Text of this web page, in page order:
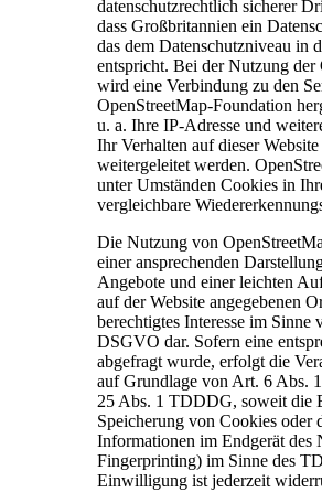
datenschutzrechtlich sicherer
dass Großbritannien ein
das dem Datenschutzniveau in
entspricht. Bei der Nutzung der
wird eine Verbindung zu den
OpenStreetMap-Foundation
u. a. Ihre IP-Adresse und
Ihr Verhalten auf dieser
weitergeleitet werden.
unter Umständen Cookies in
vergleichbare
Die Nutzung von
einer ansprechenden
Angebote und einer leichten
auf der Website angegebenen
berechtigtes Interesse im
DSGVO dar. Sofern eine
abgefragt wurde, erfolgt die
auf Grundlage von Art. 6 Abs.
25 Abs. 1 TDDDG, soweit die
Speicherung von Cookies oder
Informationen im Endgerät des
Fingerprinting) im Sinne des
Einwilligung ist jederzeit